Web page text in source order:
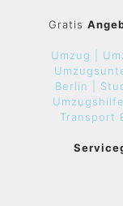
Gratis
Umzug |
Berlin |
Transport